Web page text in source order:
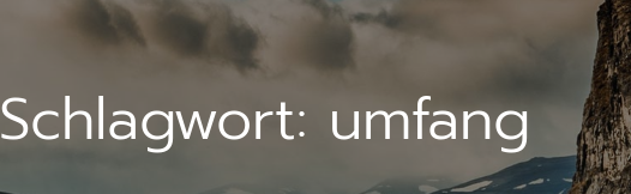
Schlagwort: umfang